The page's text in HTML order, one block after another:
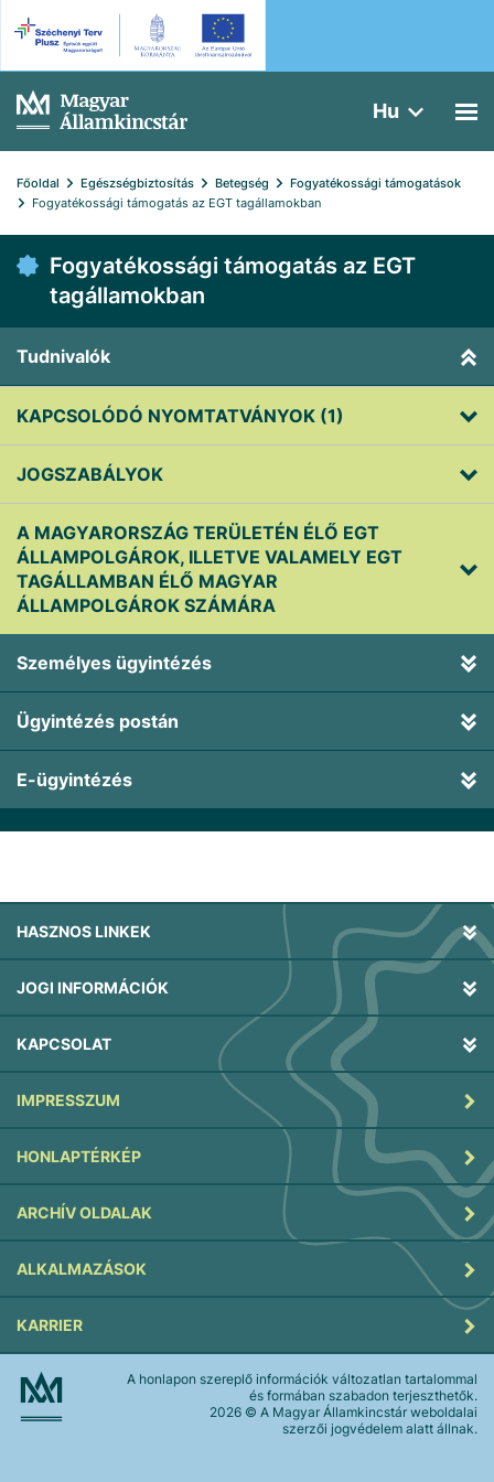
Hu
Főoldal Egészségbiztosítás Betegség
Fogyatékossági támogatások
Fogyatékossági támogatás az EGT tagállamokban
Fogyatékossági támogatás az EGT
tagállamokban
Tudnivalók
KAPCSOLÓDÓ NYOMTATVÁNYOK (1)
JOGSZABÁLYOK
A MAGYARORSZÁG TERÜLETÉN ÉLŐ EGT
ÁLLAMPOLGÁROK, ILLETVE VALAMELY EGT
TAGÁLLAMBAN ÉLŐ MAGYAR
ÁLLAMPOLGÁROK SZÁMÁRA
Személyes ügyintézés
Ügyintézés postán
E-ügyintézés
HASZNOS LINKEK
JOGI INFORMÁCIÓK
KAPCSOLAT
IMPRESSZUM
HONLAPTÉRKÉP
ARCHÍV OLDALAK
ALKALMAZÁSOK
KARRIER
A honlapon szereplő információk változatlan tartalommal
és formában szabadon terjeszthetők.
2026 © A Magyar Államkincstár weboldalai
szerzői jogvédelem alatt állnak.